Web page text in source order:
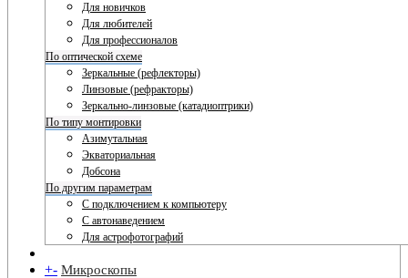
Для новичков
Для любителей
Для профессионалов
По оптической схеме
Зеркальные (рефлекторы)
Линзовые (рефракторы)
Зеркально-линзовые (катадиоптрики)
По типу монтировки
Азимутальная
Экваториальная
Добсона
По другим параметрам
С подключением к компьютеру
С автонаведением
Для астрофотографий
+- Микроскопы